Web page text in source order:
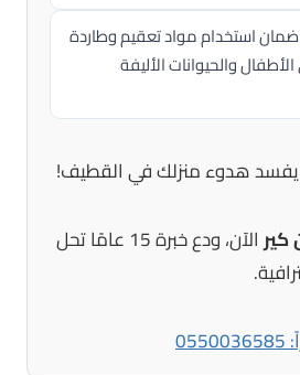
استخدام مواد تعقيم وطاردة
والحيوانات الأليفة
يفسد هدوء منزلك في القطيف!
الآن، ودع خبرة 15 عامًا تحل